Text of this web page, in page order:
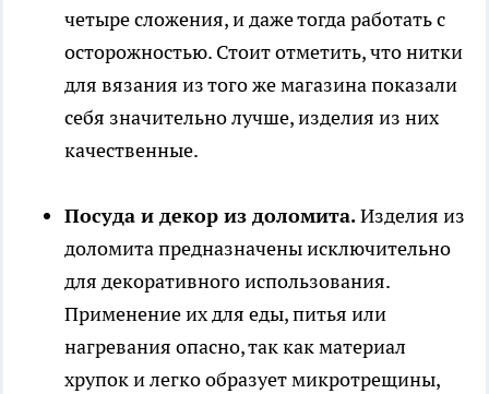
четыре сложения, и даже тогда работать с
осторожностью. Стоит отметить, что нитки
для вязания из того же магазина показали
себя значительно лучше, изделия из них
качественные.
Посуда и декор из доломита.Изделия из
доломита предназначены исключительно
для декоративного использования.
Применение их для еды, питья или
нагревания опасно, так как материал
хрупок и легко образует микротрещины,